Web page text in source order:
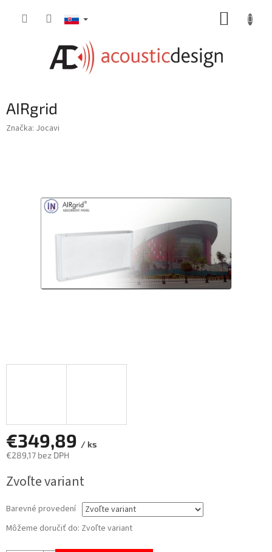
AIRgrid
Značka: Jocavi
€349,89 / ks
€289,17 bez DPH
cena:
Zvoľte variant
Barevné provedení
Môžeme doručiť do: Zvoľte variant